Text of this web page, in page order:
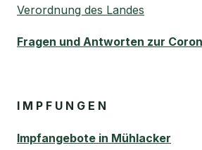
Verordnung des Landes
Fragen und Antworten zur
I M P F U N G E N
Impfangebote in Mühlacker